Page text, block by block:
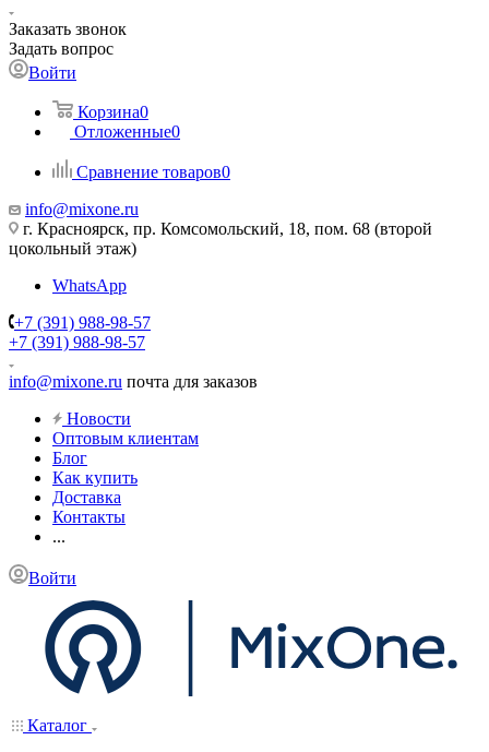
Заказать звонок
Задать вопрос
Войти
Корзина0
Отложенные0
Сравнение товаров0
info@mixone.ru
г. Красноярск, пр. Комсомольский, 18, пом. 68 (второй
цокольный этаж)
WhatsApp
+7 (391) 988-98-57
+7 (391) 988-98-57
info@mixone.ru почта для заказов
Новости
Оптовым клиентам
Блог
Как купить
Доставка
Контакты
...
Войти
Каталог